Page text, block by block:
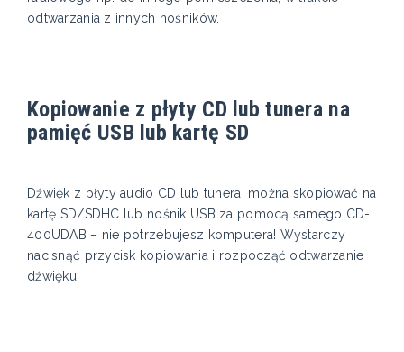
odtwarzania z innych nośników.
Kopiowanie z płyty CD lub tunera na
pamięć USB lub kartę SD
Dźwięk z płyty audio CD lub tunera, można skopiować na
kartę SD/SDHC lub nośnik USB za pomocą samego CD-
400UDAB – nie potrzebujesz komputera! Wystarczy
nacisnąć przycisk kopiowania i rozpocząć odtwarzanie
dźwięku.